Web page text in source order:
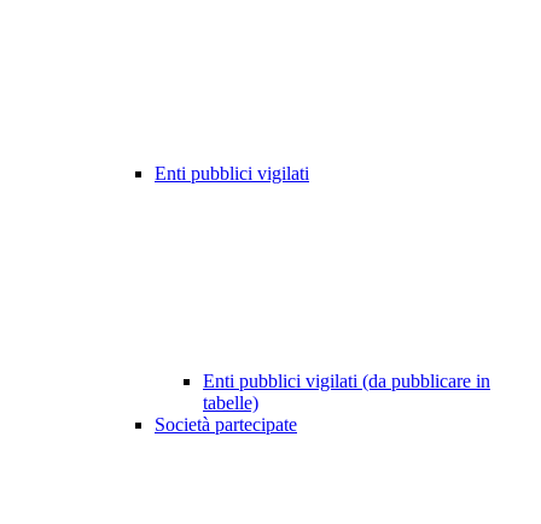
Enti pubblici vigilati
Enti pubblici vigilati (da pubblicare in
tabelle)
Società partecipate